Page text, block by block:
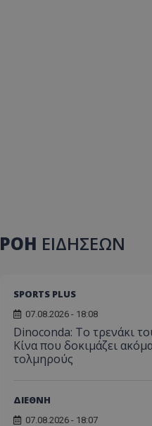
ΡΟΗ ΕΙΔΗΣΕΩΝ
SPORTS PLUS
07.08.2026 - 18:08
Dinoconda: Το τρενάκι
Κίνα που δοκιμάζει
τολμηρούς
ΔΙΕΘΝΗ
07.08.2026 - 18:07